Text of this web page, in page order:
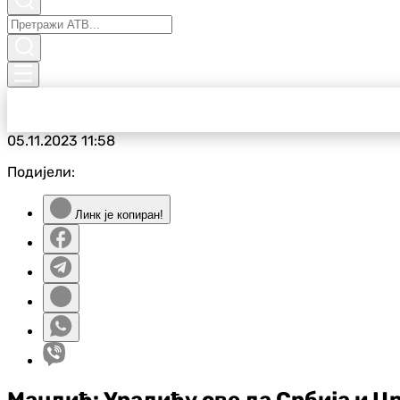
05.11.202311:58
Подијели:
Линк је копиран!